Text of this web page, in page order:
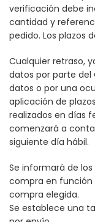
verificación debe
cantidad y
pedido. Los plazos
Cualquier retraso,
datos por parte del
datos o por una
aplicación de
realizados en días
comenzará a
siguiente día hábil.
Se informará de
compra en función
compra elegida.
Se establece una